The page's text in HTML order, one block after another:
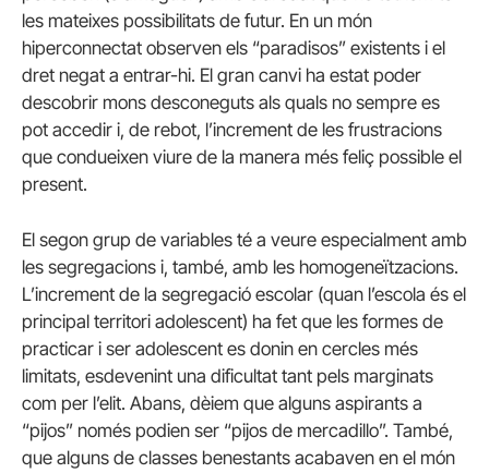
les mateixes possibilitats de futur. En un món
hiperconnectat observen els “paradisos” existents i el
dret negat a entrar-hi. El gran canvi ha estat poder
descobrir mons desconeguts als quals no sempre es
pot accedir i, de rebot, l’increment de les frustracions
que condueixen viure de la manera més feliç possible el
present.
El segon grup de variables té a veure especialment amb
les segregacions i, també, amb les homogeneïtzacions.
L’increment de la segregació escolar (quan l’escola és el
principal territori adolescent) ha fet que les formes de
practicar i ser adolescent es donin en cercles més
limitats, esdevenint una dificultat tant pels marginats
com per l’elit. Abans, dèiem que alguns aspirants a
“pijos” només podien ser “pijos de mercadillo”. També,
que alguns de classes benestants acabaven en el món